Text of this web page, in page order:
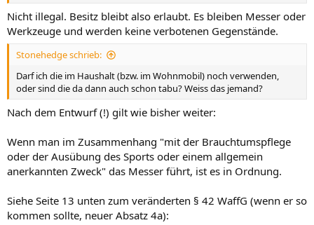
Nicht illegal. Besitz bleibt also erlaubt. Es bleiben Messer oder
Werkzeuge und werden keine verbotenen Gegenstände.
Stonehedge schrieb:
Darf ich die im Haushalt (bzw. im Wohnmobil) noch verwenden,
oder sind die da dann auch schon tabu? Weiss das jemand?
Nach dem Entwurf (!) gilt wie bisher weiter:
Wenn man im Zusammenhang "mit der Brauchtumspflege
oder der Ausübung des Sports oder einem allgemein
anerkannten Zweck" das Messer führt, ist es in Ordnung.
Siehe Seite 13 unten zum veränderten § 42 WaffG (wenn er so
kommen sollte, neuer Absatz 4a):